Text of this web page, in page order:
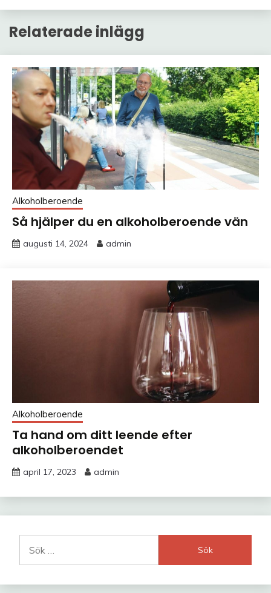
Relaterade inlägg
Alkoholberoende
Så hjälper du en alkoholberoende vän
augusti 14, 2024 admin
Alkoholberoende
Ta hand om ditt leende efter
alkoholberoendet
april 17, 2023 admin
efter: